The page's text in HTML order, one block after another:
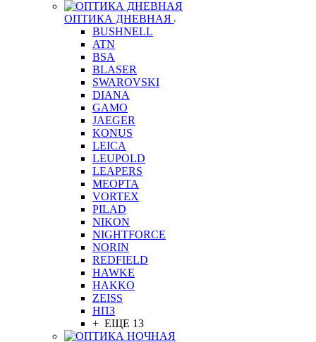
ОПТИКА ДНЕВНАЯ
BUSHNELL
ATN
BSA
BLASER
SWAROVSKI
DIANA
GAMO
JAEGER
KONUS
LEICA
LEUPOLD
LEAPERS
MEOPTA
VORTEX
PILAD
NIKON
NIGHTFORCE
NORIN
REDFIELD
HAWKE
HAKKO
ZEISS
НПЗ
+ ЕЩЕ 13